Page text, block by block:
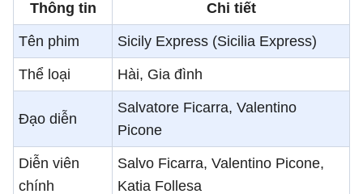
Thông tin Chi tiết
Tên phim Sicily Express (Sicilia Express)
Thể loại Hài, Gia đình
Đạo diễn
Salvatore Ficarra, Valentino
Picone
Diễn viên
chính
Salvo Ficarra, Valentino Picone,
Katia Follesa